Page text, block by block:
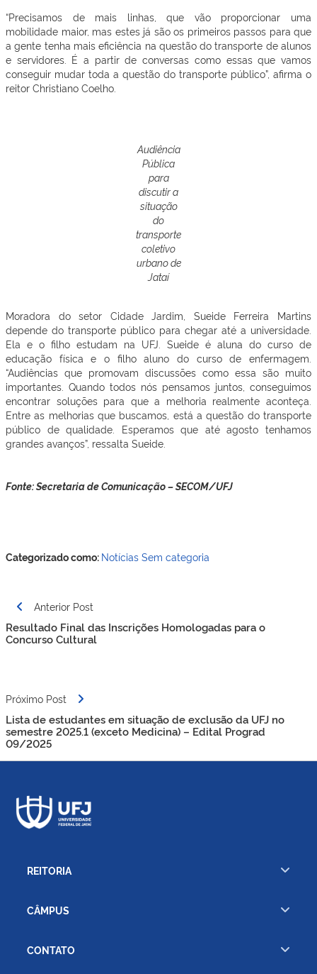
“Precisamos de mais linhas, que vão proporcionar uma
mobilidade maior, mas estes já são os primeiros passos para que
a gente tenha mais eficiência na questão do transporte de alunos
e servidores. É a partir de conversas como essas que vamos
conseguir mudar toda a questão do transporte público”, afirma o
reitor Christiano Coelho.
Audiência
Pública
para
discutir a
situação
do
transporte
coletivo
urbano de
Jataí
Moradora do setor Cidade Jardim, Sueide Ferreira Martins
depende do transporte público para chegar até a universidade.
Ela e o filho estudam na UFJ. Sueide é aluna do curso de
educação física e o filho aluno do curso de enfermagem.
“Audiências que promovam discussões como essa são muito
importantes. Quando todos nós pensamos juntos, conseguimos
encontrar soluções para que a melhoria realmente aconteça.
Entre as melhorias que buscamos, está a questão do transporte
público de qualidade. Esperamos que até agosto tenhamos
grandes avanços”, ressalta Sueide.
Fonte: Secretaria de Comunicação – SECOM/UFJ
Categorizado como: Notícias Sem categoria
Navegação
de
Post
Anterior Post
Resultado Final das Inscrições Homologadas para o
Concurso Cultural
Próximo Post
Lista de estudantes em situação de exclusão da UFJ no
semestre 2025.1 (exceto Medicina) – Edital Prograd
09/2025
REITORIA
CÂMPUS
CONTATO